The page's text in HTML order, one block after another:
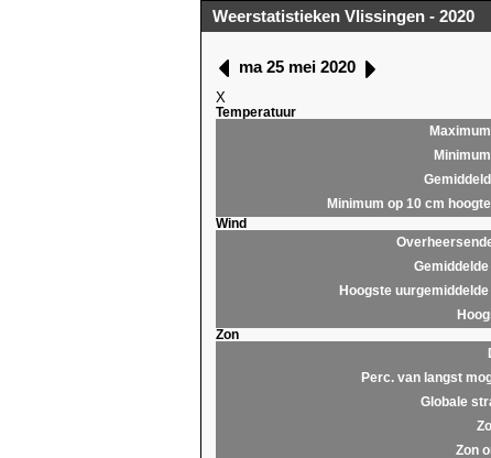
Weerstatistieken Vlissingen - 2020
ma 25 mei 2020
X
Temperatuur
Maximum
Minimum
Gemiddeld
Minimum op 10 cm hoogte
Wind
Gemiddelde
Hoogste uurgemiddelde
Zon
Perc. van langst
Globale
Zon